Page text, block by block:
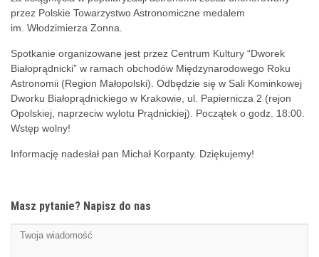
przez Polskie Towarzystwo Astronomiczne medalem
im. Włodzimierza Zonna.
Spotkanie organizowane jest przez Centrum Kultury “Dworek
Białoprądnicki” w ramach obchodów Międzynarodowego Roku
Astronomii (Region Małopolski). Odbędzie się w Sali Kominkowej
Dworku Białoprądnickiego w Krakowie, ul. Papiernicza 2 (rejon
Opolskiej, naprzeciw wylotu Prądnickiej). Początek o godz. 18:00.
Wstęp wolny!
Informację nadesłał pan Michał Korpanty. Dziękujemy!
Masz pytanie? Napisz do nas